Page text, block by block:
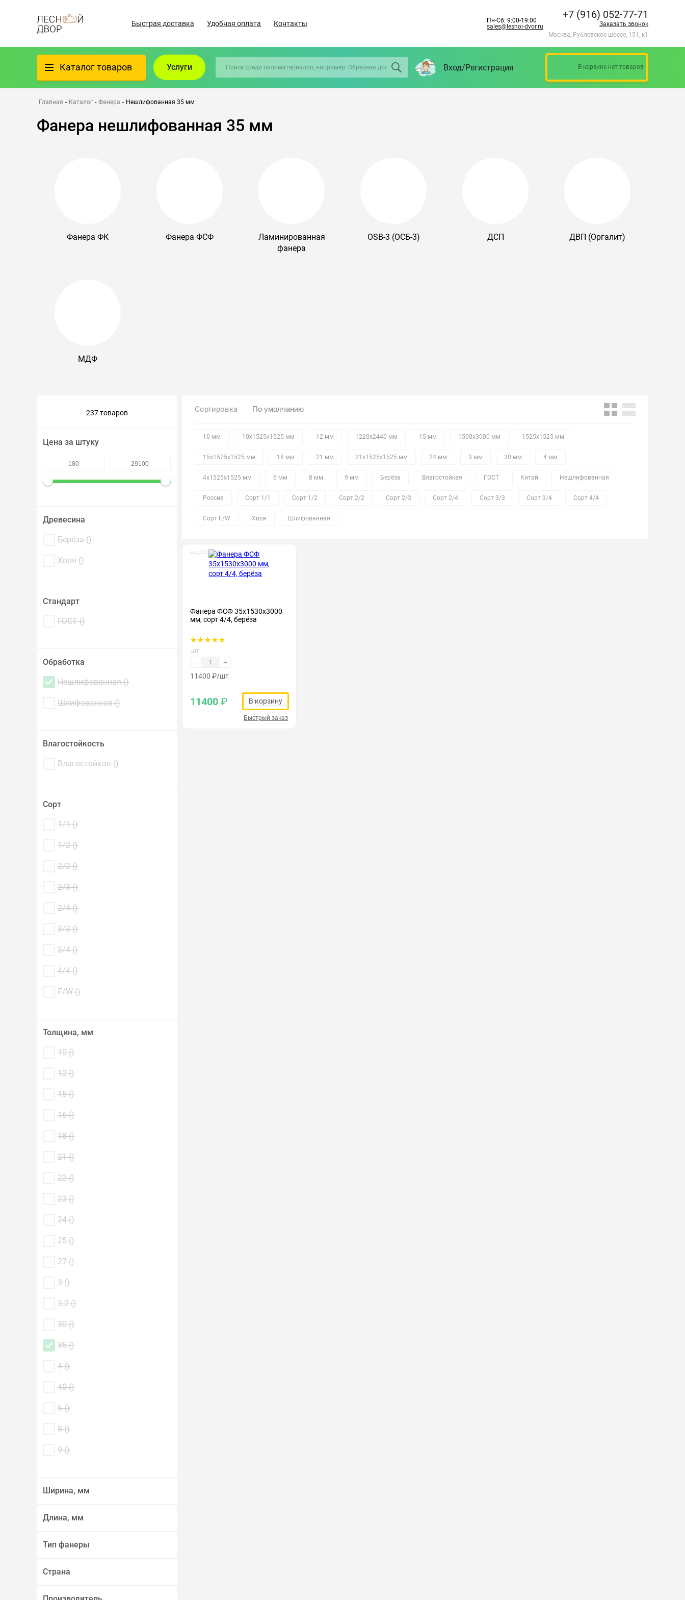
Быстрая доставка Удобная оплата Контакты
Пн-Сб: 9:00-19:00
sales@lesnoi-dvor.ru
+7 (916) 052-77-71
Заказать звонок
Москва, Рублевское шоссе, 151, к1
Каталог товаров
Фанера
Пиломатериалы
Крепеж и метизы
Услуги Вход/Регистрация В корзине нет товаров
Главная - Каталог - Фанера - Нешлифованная 35 мм
Фанера нешлифованная 35 мм
Фанера ФК Фанера ФСФ
Ламинированная
фанера
OSB-3 (ОСБ-3) ДСП ДВП (Оргалит)
МДФ
237 товаров
Цена за штуку
Древесина
Берёза ()
Хвоя ()
Стандарт
ГОСТ ()
Обработка
Нешлифованная ()
Шлифованная ()
Влагостойкость
Влагостойкая ()
Сорт
1/1 ()
1/2 ()
2/2 ()
2/3 ()
2/4 ()
3/3 ()
3/4 ()
4/4 ()
F/W ()
Толщина, мм
10 ()
12 ()
15 ()
16 ()
18 ()
21 ()
22 ()
23 ()
24 ()
25 ()
27 ()
3 ()
3.2 ()
30 ()
35 ()
4 ()
40 ()
6 ()
8 ()
9 ()
Ширина, мм
Длина, мм
Тип фанеры
Страна
Сортировка
10 мм 10х1525х1525 мм 12 мм 1220х2440 мм 15 мм 1500х3000 мм 1525х1525 мм
15х1525х1525 мм 18 мм 21 мм 21х1525х1525 мм 24 мм 3 мм 30 мм 4 мм
4х1525х1525 мм 6 мм 8 мм 9 мм Берёза Влагостойкая ГОСТ Китай Нешлифованная
Россия Сорт 1/1 Сорт 1/2 Сорт 2/2 Сорт 2/3 Сорт 2/4 Сорт 3/3 Сорт 3/4 Сорт 4/4
Сорт F/W Хвоя Шлифованная
код: 220079
Фанера ФСФ 35х1530х3000
мм, сорт 4/4, берёза
шт
- +
11400 ₽/шт
11400 ₽ В корзину
Быстрый заказ